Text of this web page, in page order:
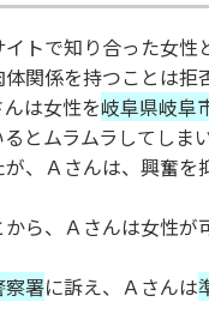
トで知り合った女性
関係を持つことは拒
は女性を岐阜県岐阜
とムラムラしてしま
、Ａさんは、興奮を
ら、Ａさんは女性
察署に訴え、Ａさんは